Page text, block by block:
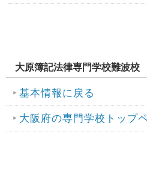
大原簿記法律専門学校難波校
基本情報に戻る
大阪府の専門学校トップ